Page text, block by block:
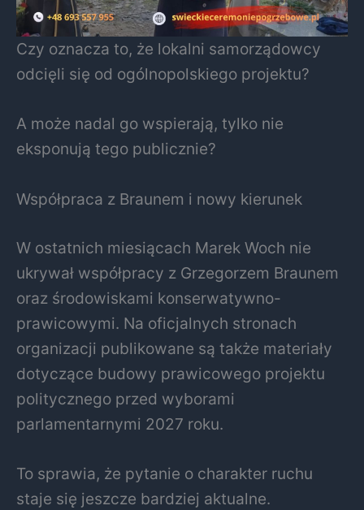
Czy oznacza to, że lokalni samorządowcy
odcięli się od ogólnopolskiego projektu?
A może nadal go wspierają, tylko nie
eksponują tego publicznie?
Współpraca z Braunem i nowy kierunek
W ostatnich miesiącach Marek Woch nie
ukrywał współpracy z Grzegorzem Braunem
oraz środowiskami konserwatywno-
prawicowymi. Na oficjalnych stronach
organizacji publikowane są także materiały
dotyczące budowy prawicowego projektu
politycznego przed wyborami
parlamentarnymi 2027 roku.
To sprawia, że pytanie o charakter ruchu
staje się jeszcze bardziej aktualne.